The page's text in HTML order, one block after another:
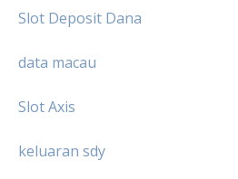
Slot Deposit Dana
data macau
Slot Axis
keluaran sdy